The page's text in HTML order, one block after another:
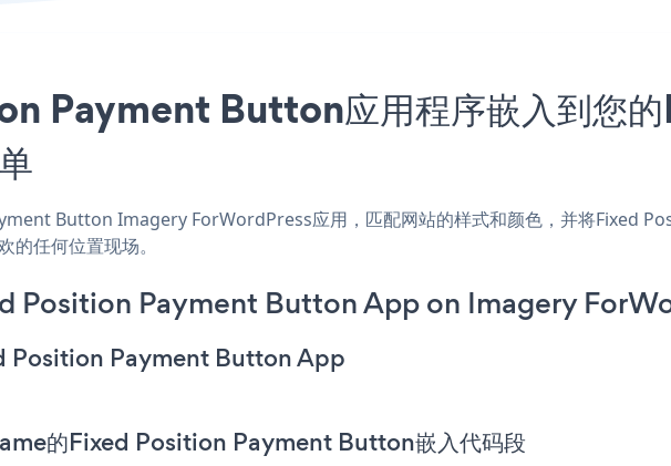
Payment Button应用程序嵌入到您
Button Imagery ForWordPress应用，匹配网站的样式和颜色，并将Fixed
的任何位置现场。
Position Payment Button App on Imagery
Position Payment Button App
的Fixed Position Payment Button嵌入代码段